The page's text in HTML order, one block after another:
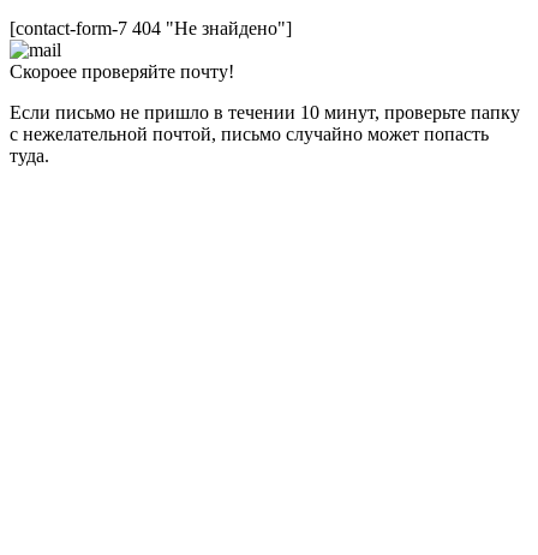
[contact-form-7 404 "Не знайдено"]
Скороее проверяйте почту!
Если письмо не пришло в течении 10 минут, проверьте папку
с нежелательной почтой, письмо случайно может попасть
туда.